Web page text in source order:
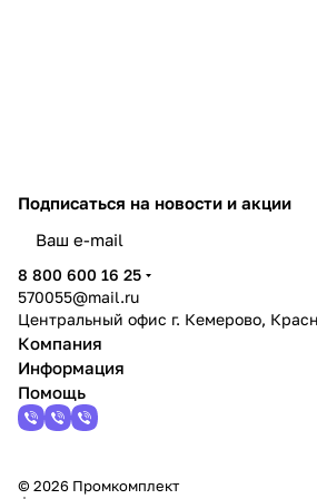
Для усиления их действия в
стабилизаторы,
Подписаться на новости и акции
8 800 600 16 25
570055@mail.ru
Центральный офис г. Кемерово,
Компания
Информация
Помощь
© 2026 Промкомплект